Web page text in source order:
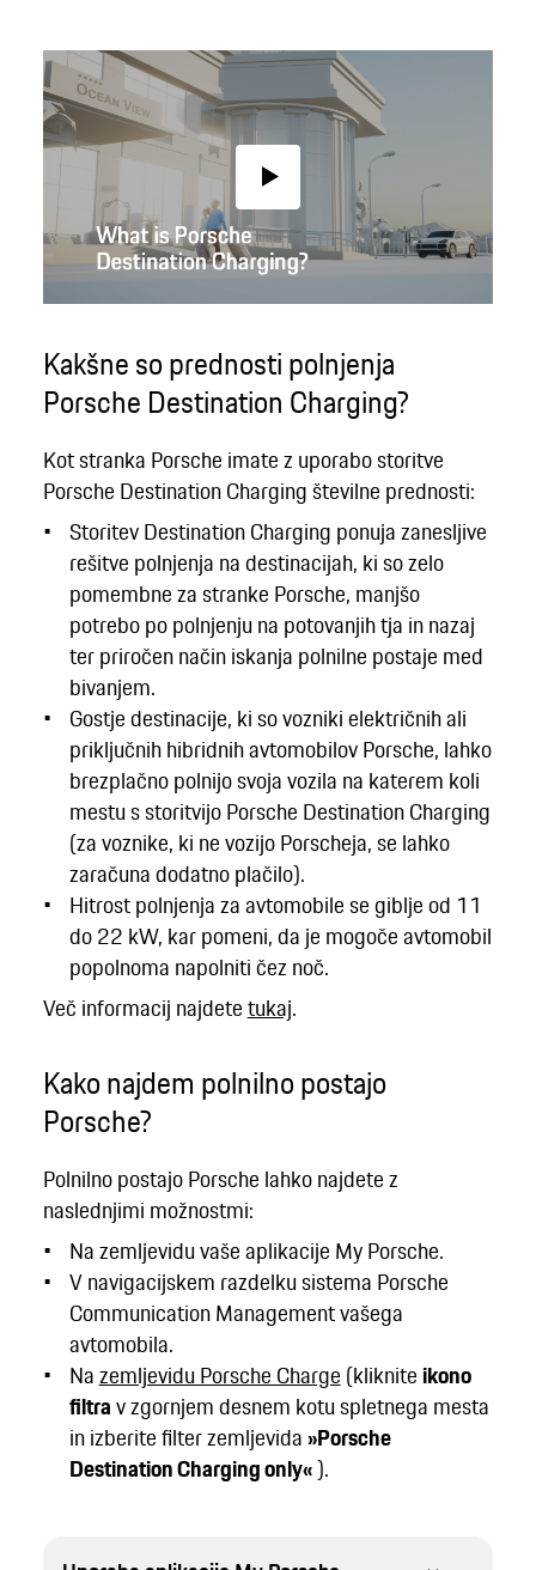
Play
Kakšne so prednosti polnjenja
Porsche Destination Charging?
Kot stranka Porsche imate z uporabo storitve
Porsche Destination Charging številne prednosti:
Storitev Destination Charging ponuja zanesljive
rešitve polnjenja na destinacijah, ki so zelo
pomembne za stranke Porsche, manjšo
potrebo po polnjenju na potovanjih tja in nazaj
ter priročen način iskanja polnilne postaje med
bivanjem.
Gostje destinacije, ki so vozniki električnih ali
priključnih hibridnih avtomobilov Porsche, lahko
brezplačno polnijo svoja vozila na katerem koli
mestu s storitvijo Porsche Destination Charging
(za voznike, ki ne vozijo Porscheja, se lahko
zaračuna dodatno plačilo).
Hitrost polnjenja za avtomobile se giblje od 11
do 22 kW, kar pomeni, da je mogoče avtomobil
popolnoma napolniti čez noč.
Več informacij najdetetukaj.
Kako najdem polnilno postajo
Porsche?
Polnilno postajo Porsche lahko najdete z
naslednjimi možnostmi:
Na zemljevidu vaše aplikacije My Porsche.
V navigacijskem razdelku sistema Porsche
Communication Management vašega
avtomobila.
Nazemljevidu Porsche Charge (kliknite ikono
filtrav zgornjem desnem kotu spletnega mesta
in izberite filter zemljevida»Porsche
Destination Charging only«).